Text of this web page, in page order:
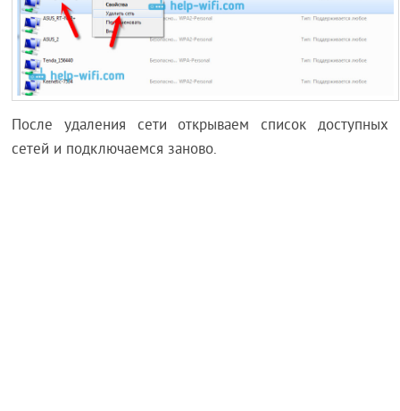
После удаления сети открываем список доступных
сетей и подключаемся заново.